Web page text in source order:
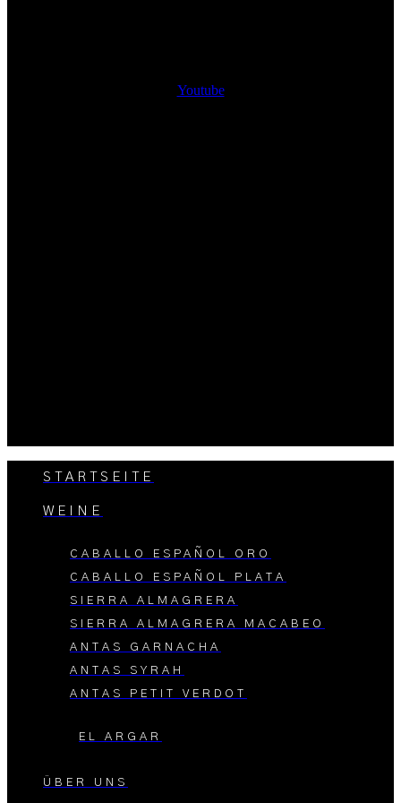
Youtube
STARTSEITE
WEINE
CABALLO ESPAÑOL ORO
CABALLO ESPAÑOL PLATA
SIERRA ALMAGRERA
SIERRA ALMAGRERA MACABEO
ANTAS GARNACHA
ANTAS SYRAH
ANTAS PETIT VERDOT
EL ARGAR
ÜBER UNS